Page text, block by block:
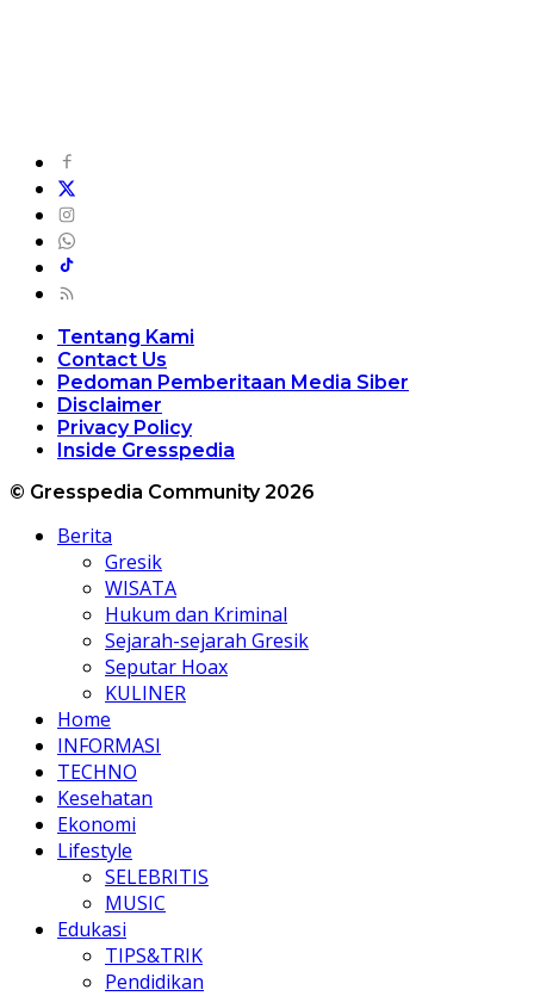
Tentang Kami
Contact Us
Pedoman Pemberitaan Media Siber
Disclaimer
Privacy Policy
Inside Gresspedia
© Gresspedia Community 2026
Berita
Gresik
WISATA
Hukum dan Kriminal
Sejarah-sejarah Gresik
Seputar Hoax
KULINER
Home
INFORMASI
TECHNO
Kesehatan
Ekonomi
Lifestyle
SELEBRITIS
MUSIC
Edukasi
TIPS&TRIK
Pendidikan